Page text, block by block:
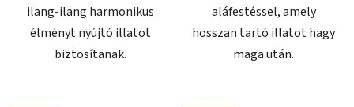
ilang-ilang harmonikus
élményt nyújtó illatot
biztosítanak.
aláfestéssel, amely
hosszan tartó illatot hagy
maga után.